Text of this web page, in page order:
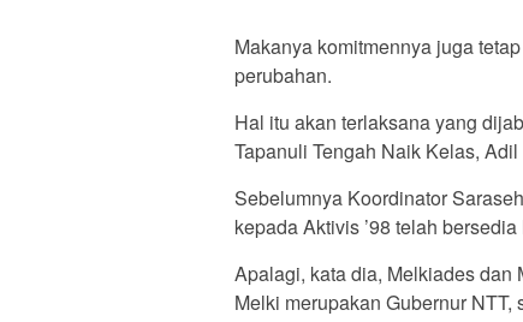
Makanya komitmennya juga
perubahan.
Hal itu akan terlaksana yang
Tapanuli Tengah Naik Kelas, Adil
Sebelumnya Koordinator
kepada Aktivis ’98 telah bersedia
Apalagi, kata dia, Melkiades dan
Melki merupakan Gubernur